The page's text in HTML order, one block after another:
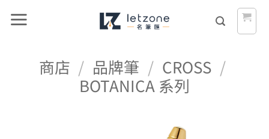
商店 / 品牌筆 / CROSS /
BOTANICA 系列